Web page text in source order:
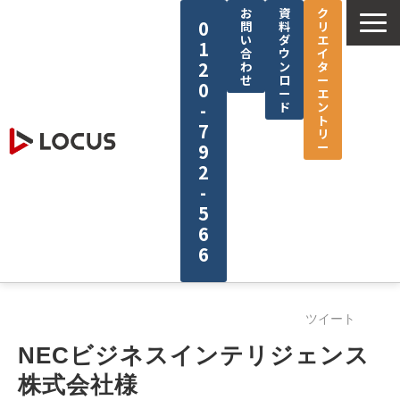
0
1
2
0
-
7
9
2
-
5
6
6
お
問
い
合
わ
せ
資
料
ダ
ウ
ン
ロ
ー
ド
ク
リ
エ
イ
タ
ー
エ
ン
ト
リ
ー
制作実績
ツイート
NECビジネスインテリジェンス
株式会社様